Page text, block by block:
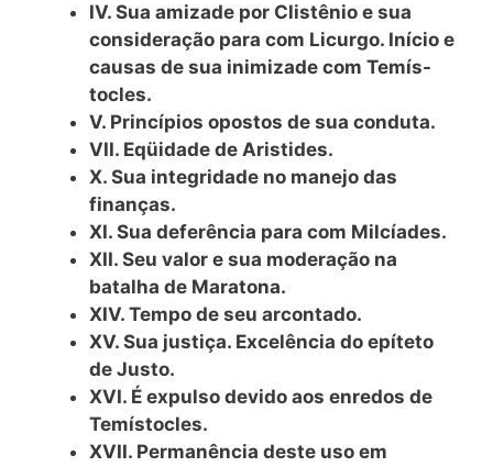
IV. Sua amizade por Clistênio e sua
consideração para com Licurgo. Início e
causas de sua inimizade com Temís-
tocles.
V. Princípios opostos de sua conduta.
VII. Eqüidade de Aristides.
X. Sua integridade no manejo das
finanças.
XI. Sua deferência para com Milcíades.
XII. Seu valor e sua moderação na
batalha de Maratona.
XIV. Tempo de seu arcontado.
XV. Sua justiça. Excelência do epíteto
de Justo.
XVI. É expulso devido aos enredos de
Temístocles.
XVII. Permanência deste uso em